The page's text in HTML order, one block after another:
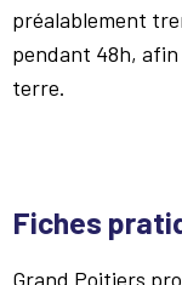
préalablement
pendant 48h, afin
terre.
Fiches
Grand Poitiers